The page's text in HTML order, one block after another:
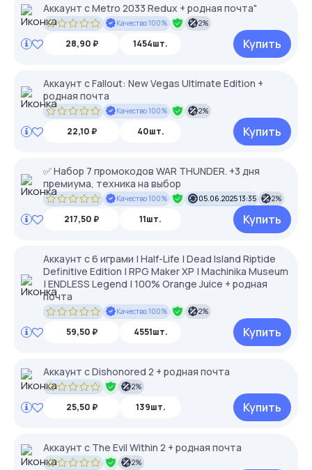
Аккаунт с Metro 2033 Redux + родная почта"
Качество 100% 2%
28,90 ₽ 1454шт. Купить
Аккаунт с Fallout: New Vegas Ultimate Edition +
родная почта
Качество 100% 2%
22,10 ₽ 40шт. Купить
✅ Набор 7 промокодов WAR THUNDER. +3 дня
премиума, техника на выбор
Качество 100% 05.06.2025 13:35 2%
217,50 ₽ 11шт. Купить
Аккаунт с 6 играми | Half-Life | Dead Island Riptide
Definitive Edition | RPG Maker XP | Machinika Museum
| ENDLESS Legend | 100% Orange Juice + родная
почта
Качество 100% 2%
59,50 ₽ 4551шт. Купить
Аккаунт с Dishonored 2 + родная почта
2%
25,50 ₽ 139шт. Купить
Аккаунт с The Evil Within 2 + родная почта
2%